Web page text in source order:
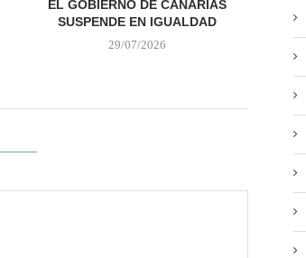
EL GOBIERNO DE CANARIAS
SUSPENDE EN IGUALDAD
29/07/2026